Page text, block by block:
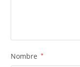
Nombre *